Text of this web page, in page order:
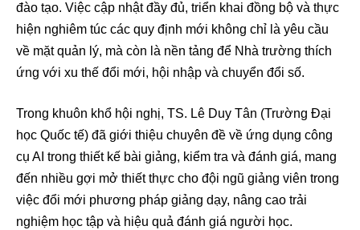
đào tạo. Việc cập nhật đầy đủ, triển khai đồng bộ và thực
hiện nghiêm túc các quy định mới không chỉ là yêu cầu
về mặt quản lý, mà còn là nền tảng để Nhà trường thích
ứng với xu thế đổi mới, hội nhập và chuyển đổi số.
Trong khuôn khổ hội nghị, TS. Lê Duy Tân (Trường Đại
học Quốc tế) đã giới thiệu chuyên đề về ứng dụng công
cụ AI trong thiết kế bài giảng, kiểm tra và đánh giá, mang
đến nhiều gợi mở thiết thực cho đội ngũ giảng viên trong
việc đổi mới phương pháp giảng dạy, nâng cao trải
nghiệm học tập và hiệu quả đánh giá người học.